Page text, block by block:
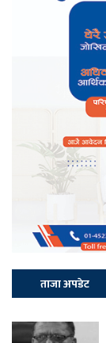
ताजा अपडेट